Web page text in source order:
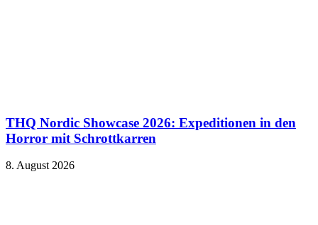
THQ Nordic Showcase 2026: Expeditionen in den
Horror mit Schrottkarren
8. August 2026